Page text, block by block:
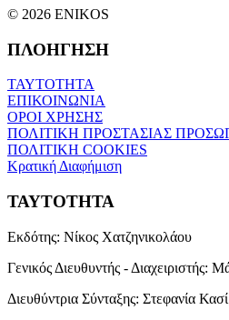
© 2026 ENIKOS
ΠΛΟΗΓΗΣΗ
ΤΑΥΤΟΤΗΤΑ
ΕΠΙΚΟΙΝΩΝΙΑ
ΟΡΟΙ ΧΡΗΣΗΣ
ΠΟΛΙΤΙΚΗ ΠΡΟΣΤΑΣΙΑΣ
ΠΟΛΙΤΙΚΗ COOKIES
Κρατική Διαφήμιση
ΤΑΥΤΟΤΗΤΑ
Εκδότης: Νίκος Χατζηνικολάου
Γενικός Διευθυντής - Διαχειριστής:
Διευθύντρια Σύνταξης: Στεφανία